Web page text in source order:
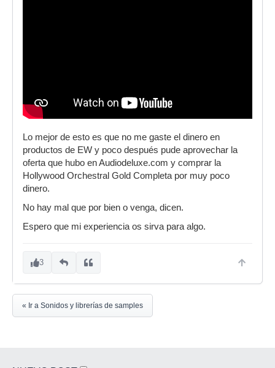
Lo mejor de esto es que no me gaste el dinero en
productos de EW y poco después pude aprovechar la
oferta que hubo en Audiodeluxe.com y comprar la
Hollywood Orchestral Gold Completa por muy poco
dinero.
No hay mal que por bien o venga, dicen.
Espero que mi experiencia os sirva para algo.
3
« Ir a Sonidos y librerías de samples